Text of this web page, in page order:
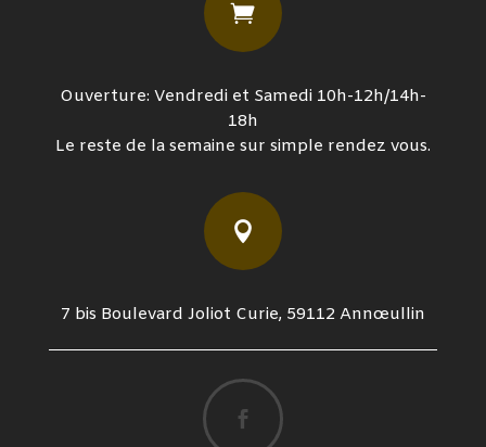

Ouverture: Vendredi et Samedi 10h-12h/14h-
18h
Le reste de la semaine sur simple rendez vous.

7 bis Boulevard Joliot Curie, 59112 Annœullin
